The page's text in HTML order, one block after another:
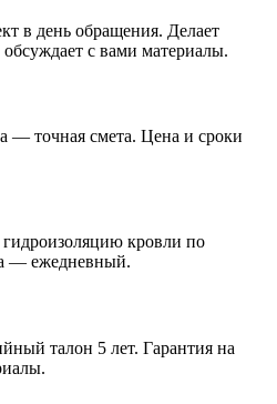
в день обращения. Делает
с вами материалы.
— точная смета. Цена и сроки
кровли по
— ежедневный.
талон 5 лет. Гарантия на